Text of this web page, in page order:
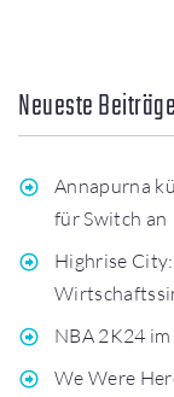
Neueste Beiträge
Annapurna
für Switch an
Highrise
NBA 2K24
We Were